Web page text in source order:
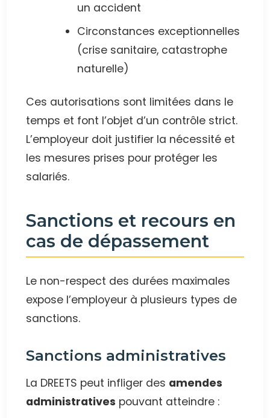
un accident
Circonstances exceptionnelles
(crise sanitaire, catastrophe
naturelle)
Ces autorisations sont limitées dans le
temps et font l’objet d’un contrôle strict.
L’employeur doit justifier la nécessité et
les mesures prises pour protéger les
salariés.
Sanctions et recours en
cas de dépassement
Le non-respect des durées maximales
expose l’employeur à plusieurs types de
sanctions.
Sanctions administratives
La DREETS peut infliger des amendes
administratives pouvant atteindre :